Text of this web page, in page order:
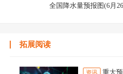
全国降水量预报图(6月
拓展阅读
资讯